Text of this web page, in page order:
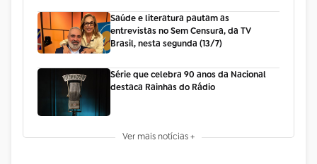
Saúde e literatura pautam as
entrevistas no Sem Censura, da TV
Brasil, nesta segunda (13/7)
Série que celebra 90 anos da Nacional
destaca Rainhas do Rádio
Ver mais notícias +